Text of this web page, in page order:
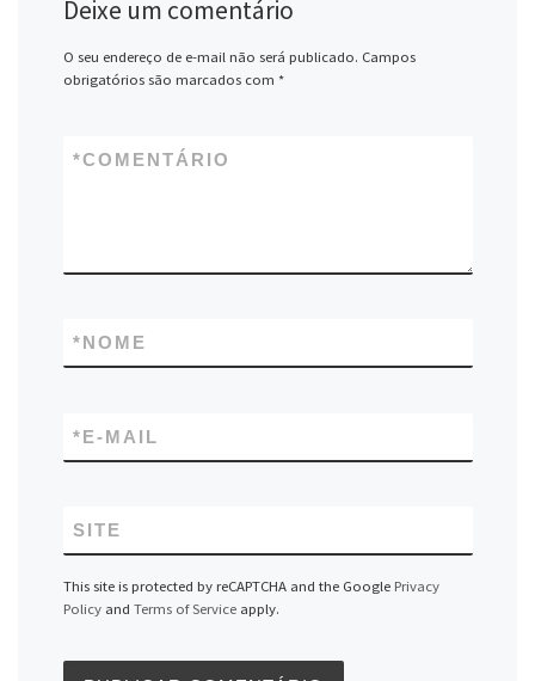
Deixe um comentário
O seu endereço de e-mail não será publicado. Campos
obrigatórios são marcados com *
COMENTÁRIO
*
NOME
*
E-MAIL
*
SITE
This site is protected by reCAPTCHA and the Google Privacy
Policyand Terms of Serviceapply.